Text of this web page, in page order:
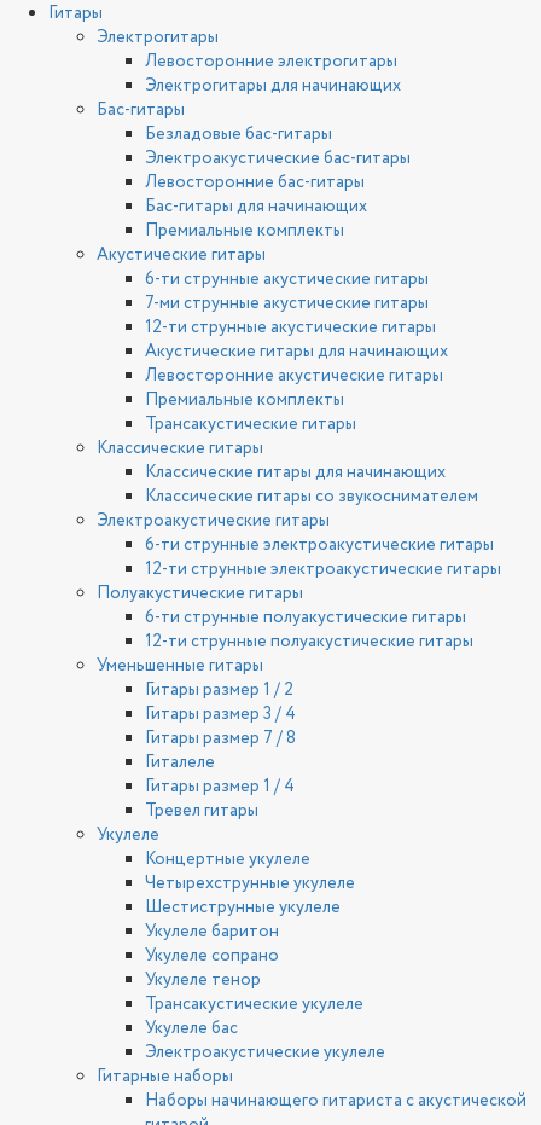
Гитары
Электрогитары
Левосторонние электрогитары
Электрогитары для начинающих
Бас-гитары
Безладовые бас-гитары
Электроакустические бас-гитары
Левосторонние бас-гитары
Бас-гитары для начинающих
Премиальные комплекты
Акустические гитары
6-ти струнные акустические гитары
7-ми струнные акустические гитары
12-ти струнные акустические гитары
Акустические гитары для начинающих
Левосторонние акустические гитары
Премиальные комплекты
Трансакустические гитары
Классические гитары
Классические гитары для начинающих
Классические гитары со звукоснимателем
Электроакустические гитары
6-ти струнные электроакустические гитары
12-ти струнные электроакустические гитары
Полуакустические гитары
6-ти струнные полуакустические гитары
12-ти струнные полуакустические гитары
Уменьшенные гитары
Гитары размер 1 / 2
Гитары размер 3 / 4
Гитары размер 7 / 8
Гиталеле
Гитары размер 1 / 4
Тревел гитары
Укулеле
Концертные укулеле
Четырехструнные укулеле
Шестиструнные укулеле
Укулеле баритон
Укулеле сопрано
Укулеле тенор
Трансакустические укулеле
Укулеле бас
Электроакустические укулеле
Гитарные наборы
Наборы начинающего гитариста с акустической